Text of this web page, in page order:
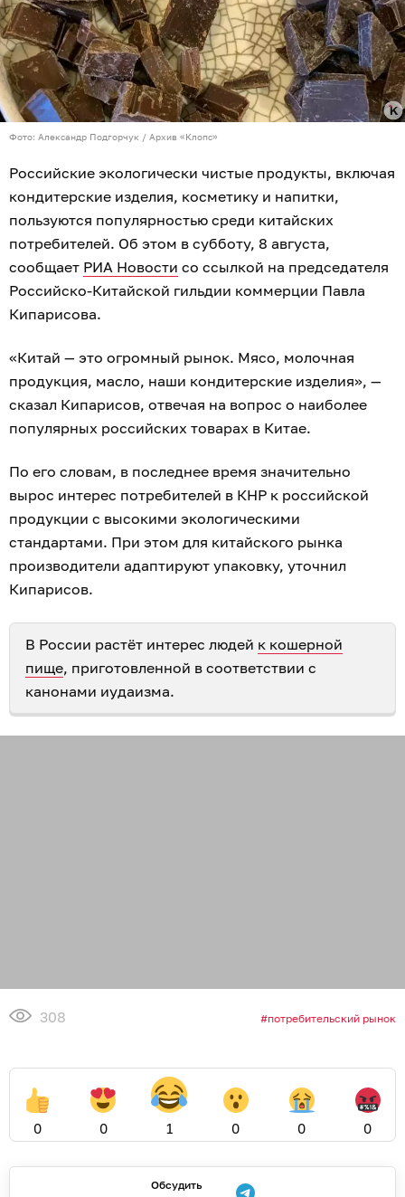
Фото: Александр Подгорчук / Архив «Клопс»
Российские экологически чистые продукты, включая
кондитерские изделия, косметику и напитки,
пользуются популярностью среди китайских
потребителей. Об этом в субботу, 8 августа,
сообщает РИА Новости со ссылкой на председателя
Российско-Китайской гильдии коммерции Павла
Кипарисова.
«Китай — это огромный рынок. Мясо, молочная
продукция, масло, наши кондитерские изделия», —
сказал Кипарисов, отвечая на вопрос о наиболее
популярных российских товарах в Китае.
По его словам, в последнее время значительно
вырос интерес потребителей в КНР к российской
продукции с высокими экологическими
стандартами. При этом для китайского рынка
производители адаптируют упаковку, уточнил
Кипарисов.
В России растёт интерес людей к кошерной
пище, приготовленной в соответствии с
канонами иудаизма.
308 потребительский рынок
0 0 1 0 0 0
Обсудить